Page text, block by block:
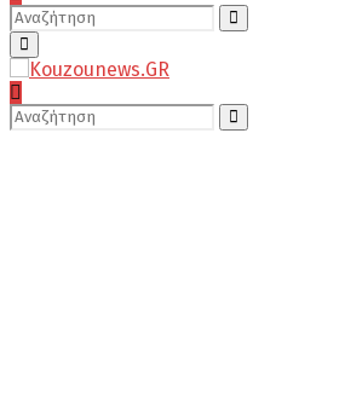
Search
for:
Search
Primary
Menu
Search
for:
Search